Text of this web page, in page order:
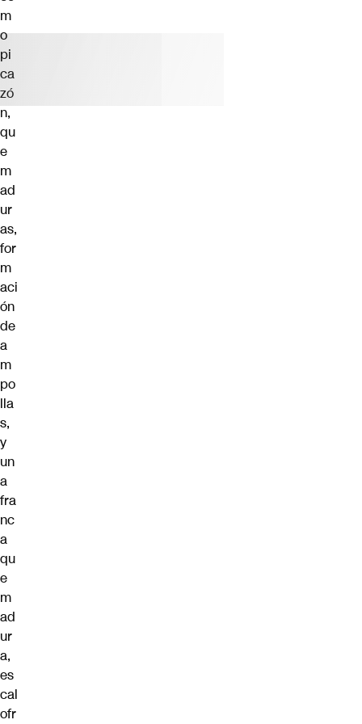
m
o
pi
ca
zó
n,
qu
e
m
ad
ur
as,
for
m
aci
ón
de
a
m
po
lla
s,
y
un
a
fra
nc
a
qu
e
m
ad
ur
a,
es
cal
ofr